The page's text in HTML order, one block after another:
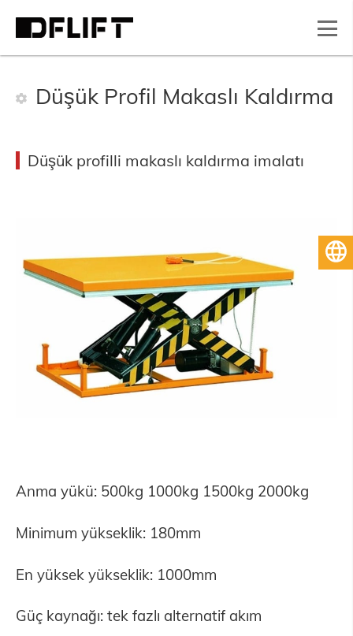
Düşük Profil Makaslı Kaldırma
Düşük profilli makaslı kaldırma imalatı
Anma yükü: 500kg 1000kg 1500kg 2000kg
Minimum yükseklik: 180mm
En yüksek yükseklik: 1000mm
Güç kaynağı: tek fazlı alternatif akım
Türkçe